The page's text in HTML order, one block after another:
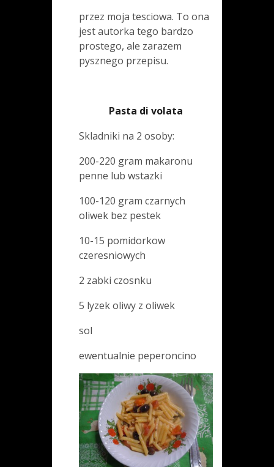
przez moja tesciowa. To ona
jest autorka tego bardzo
prostego, ale zarazem
pysznego przepisu.
Pasta di volata
Skladniki na 2 osoby:
200-220 gram makaronu
penne lub wstazki
100-120 gram czarnych
oliwek bez pestek
10-15 pomidorkow
czeresniowych
2 zabki czosnku
5 lyzek oliwy z oliwek
sol
ewentualnie peperoncino